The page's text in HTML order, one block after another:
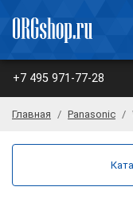
+7 495 971-77-28
Главная Panasonic